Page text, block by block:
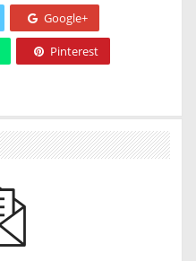
Google+
Pinterest